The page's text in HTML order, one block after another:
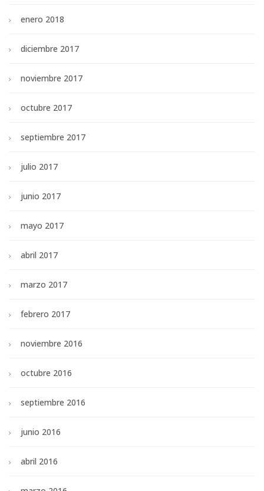
enero 2018
diciembre 2017
noviembre 2017
octubre 2017
septiembre 2017
julio 2017
junio 2017
mayo 2017
abril 2017
marzo 2017
febrero 2017
noviembre 2016
octubre 2016
septiembre 2016
junio 2016
abril 2016